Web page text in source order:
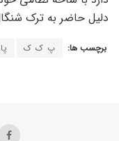
دلیل حاضر به ترک
برچسب ها: پ ک ک